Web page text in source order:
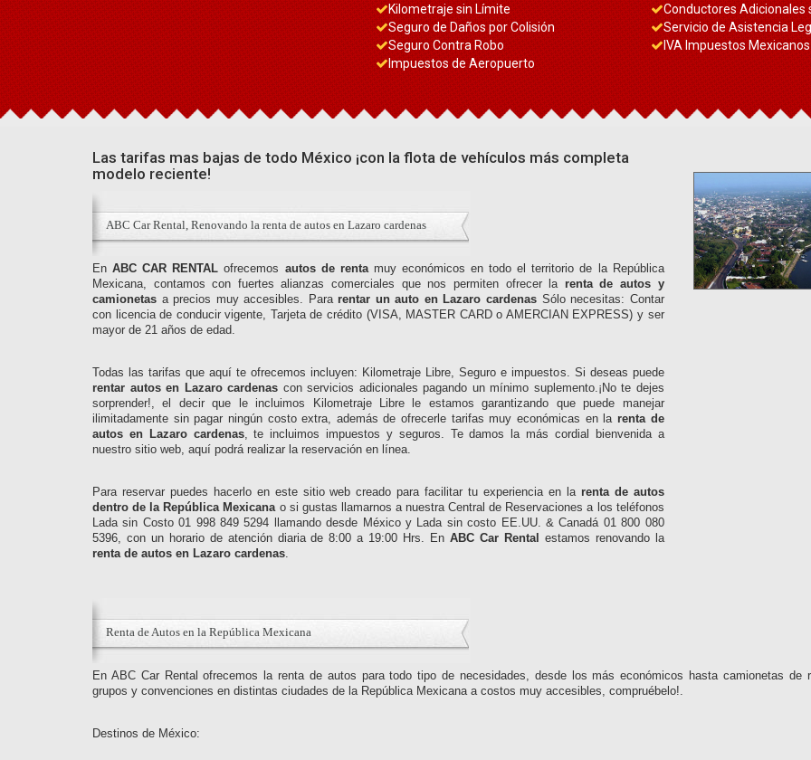
Kilometraje sin Límite
Seguro de Daños por Colisión
Seguro Contra Robo
Impuestos de Aeropuerto
Conductores Adicionales
Servicio de Asistencia
IVA Impuestos Mexicanos
Las tarifas mas bajas de todo México ¡con la flota de vehículos más completa
modelo reciente!
ABC Car Rental, Renovando la renta de autos en Lazaro cardenas
EnABC CAR RENTAL ofrecemos autos de rentamuy económicos en todo el territorio de la República
Mexicana, contamos con fuertes alianzas comerciales que nos permiten ofrecer la renta de autos y
camionetas a precios muy accesibles. Pararentar un auto en Lazaro cardenas Sólo necesitas: Contar
con licencia de conducir vigente, Tarjeta de crédito (VISA, MASTER CARD o AMERCIAN EXPRESS) y ser
mayor de 21 años de edad.
Todas las tarifas que aquí te ofrecemos incluyen: Kilometraje Libre, Seguro e impuestos. Si deseas puede
rentar autos en Lazaro cardenas con servicios adicionales pagando un mínimo suplemento.¡No te dejes
sorprender!, el decir que le incluimos Kilometraje Libre le estamos garantizando que puede manejar
ilimitadamente sin pagar ningún costo extra, además de ofrecerle tarifas muy económicas en larenta de
autos en Lazaro cardenas, te incluimos impuestos y seguros. Te damos la más cordial bienvenida a
nuestro sitio web, aquí podrá realizar la reservación en línea.
Para reservar puedes hacerlo en este sitio web creado para facilitar tu experiencia en la renta de autos
dentro de la República Mexicanao si gustas llamarnos a nuestra Central de Reservaciones a los teléfonos
Lada sin Costo 01 998 849 5294 llamando desde México y Lada sin costo EE.UU. & Canadá 01 800 080
5396, con un horario de atención diaria de 8:00 a 19:00 Hrs. EnABC Car Rental
estamos renovando la
renta de autos en Lazaro cardenas.
Renta de Autos en la República Mexicana
En ABC Car Rental ofrecemos la renta de autos para todo tipo de necesidades, desde los más económicos hasta camionetas de
grupos y convenciones en distintas ciudades de la República Mexicana a costos muy accesibles, compruébelo!.
Destinos de México: